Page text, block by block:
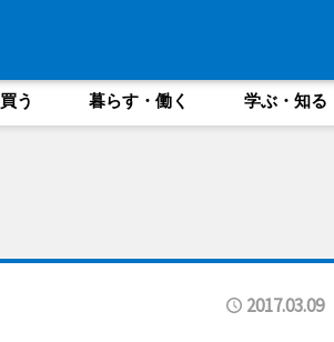
買う 暮らす・働く 学ぶ・知る
2017.03.09